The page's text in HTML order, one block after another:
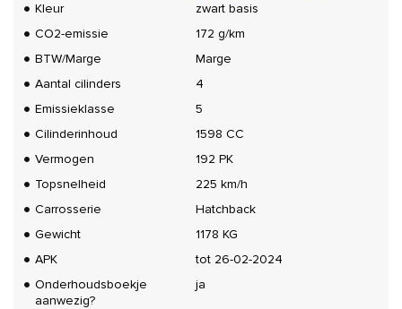
Kleur
zwart basis
CO2-emissie
172 g/km
BTW/Marge
Marge
Aantal cilinders
4
Emissieklasse
5
Cilinderinhoud
1598 CC
Vermogen
192 PK
Topsnelheid
225 km/h
Carrosserie
Hatchback
Gewicht
1178 KG
APK
tot 26-02-2024
Onderhoudsboekje
aanwezig?
ja